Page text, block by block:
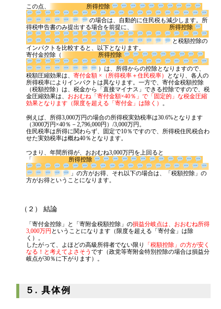
この点、
所得控除
の場合は、自動的に住民税も減少しま
す。所得税申告書のみ提出する場合を前提に、
所得控
除
と
税額控除のインパクトを比較すると、以下となります。
寄付金控除（
所得控除
）は、所得からの控除となりますの
で、税額圧縮効果は、寄付金額 ×（所得税率＋住民税率） となり、各
人の所得税率によりインパクトは異なります。一方で、寄付金税額控
除（税額控除）は、税金から「直接マイナス」できる控除ですので、
税金圧縮効果は、おおむね「寄付金額×40％」で「固定的」な税金圧
縮効果となります（限度を超える「寄付金」は除く）
例えば、所得3,000万円の場合の所得税実効税率は30.6%となります
（3000万円×40％－2,796,000円）/3,000万円。
住民税率は所得に関わらず、固定で10％ですので、所得税住民税合わ
せた実効税率は概ね40％となります。
つまり、年間所得が、おおむね3,000万円を上回ると
「
所得控除
」の方がお得、それ以下の場合は、「税額控除」
の方がお得ということになります。
（２） 結論
「寄付金控除」と「寄附金税額控除」の損益分岐点は、おおむね所得
3,000万円 ということになります（限度を超える「寄付金」は除
く）。
したがって、よほどの高級所得者でない限り
「税額控除」の方が安く
なる！と考えてよさそう です（政党等寄附金特別控除の場合は損益分
岐点が30％に下がります）。
５. 具体例